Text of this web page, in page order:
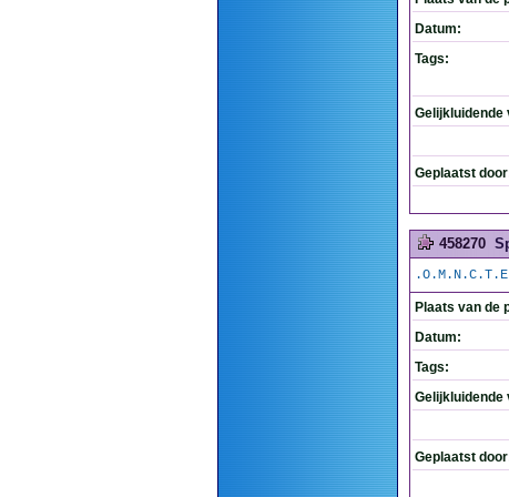
Datum:
Tags:
Gelijkluidende
Geplaatst
458270
Plaats van de
Datum:
Tags:
Gelijkluidende
Geplaatst